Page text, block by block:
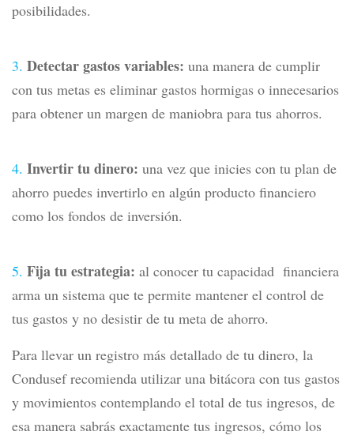
posibilidades.
Detectar gastos variables: una manera de cumplir
con tus metas es eliminar gastos hormigas o innecesarios
para obtener un margen de maniobra para tus ahorros.
Invertir tu dinero: una vez que inicies con tu plan de
ahorro puedes invertirlo en algún producto financiero
como los fondos de inversión.
Fija tu estrategia: al conocer tu capacidad financiera
arma un sistema que te permite mantener el control de
tus gastos y no desistir de tu meta de ahorro.
Para llevar un registro más detallado de tu dinero, la
Condusef recomienda utilizar una bitácora con tus gastos
y movimientos contemplando el total de tus ingresos, de
esa manera sabrás exactamente tus ingresos, cómo los